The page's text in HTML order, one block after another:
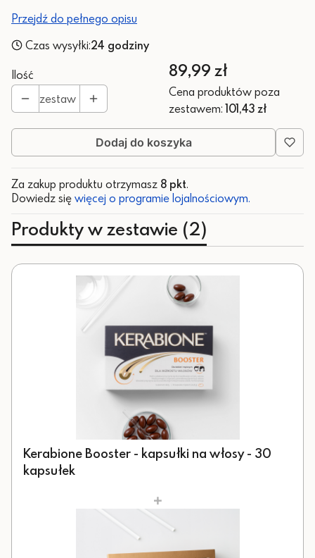
Przejdź do pełnego opisu
Czas wysyłki:24 godziny
Ilość
zestaw
Cena
89,99 zł
Cena produktów poza
zestawem: 101,43 zł
Dodaj do koszyka
Za zakup produktu otrzymasz 8 pkt.
Dowiedz się więcej o programie lojalnościowym.
Produkty w zestawie (2)
Kerabione Booster - kapsułki na włosy - 30
kapsułek
+